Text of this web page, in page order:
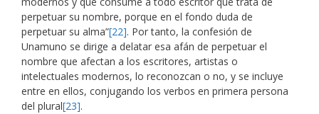
perpetuar su nombre, porque en el fondo duda de
perpetuar su alma”[22]. Por tanto, la confesión de
Unamuno se dirige a delatar esa afán de perpetuar el
nombre que afectan a los escritores, artistas o
intelectuales modernos, lo reconozcan o no, y se incluye
entre en ellos, conjugando los verbos en primera persona
del plural[23].